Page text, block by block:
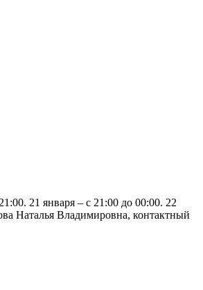
21 января – с 21:00 до 00:00. 22
Наталья Владимировна, контактный